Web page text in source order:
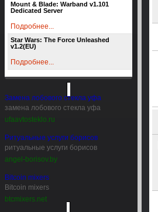
Mount & Blade: Warband v1.101
Dedicated Server
Подробнее...
Star Wars: The Force Unleashed
v1.2(EU)
Подробнее...
Замена лобового стекла уфа
замена лобового стекла уфа
ufaavtosteklo.ru
Ритуальные услуги борисов
ритуальные услуги борисов
angel-borisov.by
Bitcoin mixers
Bitcoin mixers
btcmixers.net